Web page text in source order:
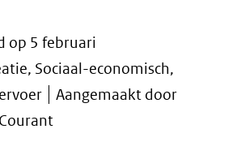
op 5 februari
Sociaal-economisch,
Aangemaakt door